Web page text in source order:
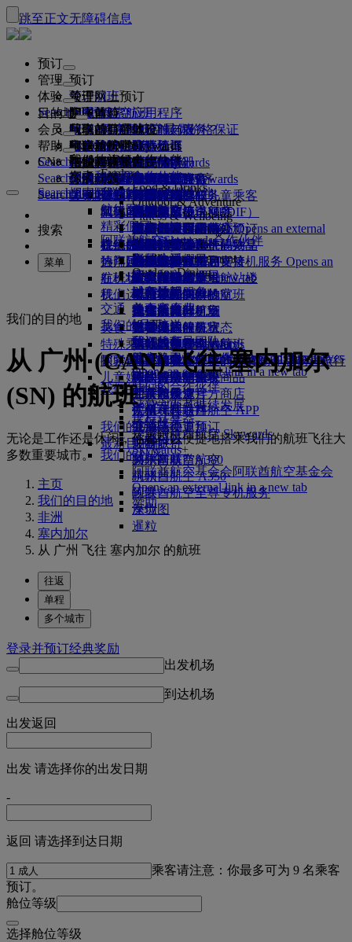
跳至正文无障碍信息
预订
预订
预订航班
搜索航班
航班时刻表
特惠机票
特别优惠
最佳票价搜索
计划行程
预订酒店
旅游项目和活动
旅行服务
迎宾接机服务迎宾接机服务 Opens an
external link in a new tab
迪拜转机服务
交通
机场接送
预订租车
航空公司合作伙伴
关于网上预订
阿联酋航空应用程序
阿联酋航空最优价格保证
座位选择
票价保留
阿联酋航空应用程序
Search flight
管理
管理
管理预订
检索预订
取消预订
更改预订
选择你的座位
升级航班
管理专车接送服务
预订无障碍旅行
在线办理登机手续
值机选项
航班状态
起飞前
起飞前
旅行信息
危险品手册
规则与公告
健康
医疗信息表（MEDIF）
餐食信息
阿联酋禁止携带的物品
迪拜国际机场
阿联酋航空 3 号航站楼
航站楼之间中转
抵达及离开机场
班车接送服务
行李
行李信息
行李信息
托运行李
随身行李
购买更多行李额度
额外托运行李额度
迪拜行李服务
行李延误或损坏
签证和护照
查找签证要求
签证和护照信息
美国旅行授权
阿联酋签证
Search flight
体验
空中体验
航班都有哪些设施与服务？
舱等特色
头等舱
商务舱
豪华经济舱
经济舱
机上舒适用品
机上娱乐
ice系统中的节目
ice直播电视
机上Wi-Fi
儿童娱乐
美食
头等舱美食
商务舱美食
豪华经济舱用餐
经济舱美食
饮料
我们的机队
波音777
阿联酋航空A380
阿联酋航空 A350
阿联酋航空至尊专机服务
座位图
阿联酋航空体验
你的旅程由此开始
阿联酋航空体验
专车接送服务
阿联酋航空服务
季节和节日
无接触旅程
我们的候机室
头等舱贵宾室
商务舱候机室
全球各地的候机室
合作伙伴候机室
付费使用候机室
马哈巴贵宾室
阿联酋航空购物
阿联酋航空免税商品
阿联酋航空官方商店
家庭旅行
和家人一同出行
规划你的家庭旅行
无成人陪伴的儿童乘客
怀孕
行李额度
儿童和婴儿票价规则
儿童安全座椅和摇篮
在机场
机上
携孩子旅行
携婴儿旅行
婴儿随身行李限额
儿童和婴儿餐食
儿童娱乐
儿童娱乐
儿童玩具
儿童活动
飞悦卓越
飞悦卓越
飞悦卓越的理由
关于我们
关于我们
我们的故事
媒体中心媒体中心 Opens an external
link in a new tab
集团公司
安全
财务透明
负责任企业
我们的员工
我们的领导团队
工作机会工作机会 Opens an external
link in a new tab
我们的地球
运营方面可持续发展
环保政策
环境报告
我们的社区
阿联酋航空基金会阿联酋航空基金会
Opens an external link in a new tab
赞助
Search flight
目的地
我们的目的地
目的地
我们的目的地
亚太地区
美洲
非洲
欧洲
中东
热门目的地
飞往伦敦的航班
飞往曼彻斯特的航班
飞往巴黎的航班
飞往米兰的航班
飞往巴塞罗那的航班
探索迪拜
飞往迪拜的航班
北京飞往迪拜
广州飞往迪拜
上海飞往迪拜
最新目的地
赫尔辛基
杭州
岘港
深圳
暹粒
Explore Dubai
Explore Dubai
Explore
Food & Drinks
Outdoor & Adventure
Fitness & Wellbeing
Culture & Heritage
Beach & Marine
Family entertainment
Outdoor Dining
我们的旅行合作伙伴
空中和地面合作伙伴
我们的旅行合作伙伴
澳洲航空
flydubai
阿联酋航空Skywards合作伙伴
探索
探索阿联酋航空目的地
航线图
精彩假日
海滩目的地
野外生活假日
历史和文化假日
城市休闲
美食家度假
Search flight
会员
阿联酋航空Skywards
加入阿联酋航空 Skywards
关于阿联酋航空Skywards
会员级别
迪拜航空
现金+里程
数字会员卡
我的家庭
使用里程
申领里程
购买里程
赚取里程
Skywards Skysurfers
Skywards ExclusivesSkywards Exclusives
Opens an external link in a new tab
我们的合作伙伴
Skywards Rail
里程计算器
登录阿联酋航空 Skywards
Skywards+
企业商务奖励
注册你的公司
企业商务奖励
注册你的公司
登录“企业商务奖励”
礼遇
计划运作方式
常见问题
Search flight
帮助
帮助和联系方式
帮助和联系方式
帮助和联系方式
更改或取消
签证和护照帮助
反馈和投诉
行李延误或损坏支持
迪拜转机服务
我们运营方面的变化
近期的旅行更新
查看你的航班状态
特殊乘客出行服务
搭乘阿联酋航空的航班，开启畅达旅行
特殊帮助和请求
你的问题
常见问题
常见问题
阿联酋航空办事处预订
我们的网络和代码共享
我们的其他产品
特殊帮助和请求
行李和丢失财物
准备旅行
在机场
阿联酋航空Skywards
阿联酋航空企业商务奖励
你的机上体验
工具和资源
手机和阿联酋航空 APP
取消或变更预订
中断旅行
关于阿联酋航空
Search flight
CN
搜索
菜单
我们的目的地
从 广州 (CAN) 飞往 塞内加尔
(SN) 的航班
无论是工作还是休闲，你都可以便捷地搭乘我们的航班飞往大
多数重要城市。
主页
我们的目的地
非洲
塞内加尔
从 广州 飞往 塞内加尔 的航班
往返
单程
多个城市
登录并预订经典奖励
出发机场
到达机场
出发返回
出发 请选择你的出发日期
-
返回 请选择到达日期
乘客请注意：你最多可为 9 名乘客
预订。
舱位等级
选择舱位等级